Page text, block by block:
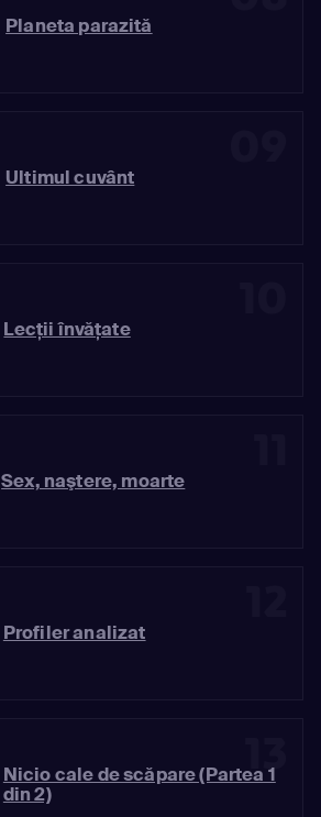
Planeta parazită
Ultimul cuvânt
Lecţii învăţate
Sex, naştere, moarte
Profiler analizat
13
Nicio cale de scăpare (Partea 1
din 2)